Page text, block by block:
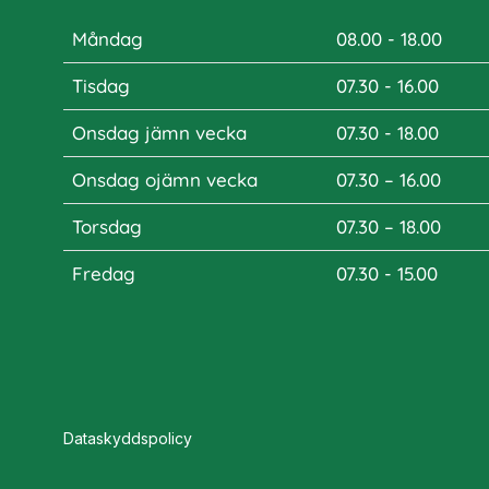
Måndag 08.00 - 18.00
Tisdag 07.30 - 16.00
Onsdag jämn vecka 07.30 - 18.00
Onsdag ojämn vecka 07.30 – 16.00
Torsdag 07.30 – 18.00
Fredag 07.30 - 15.00
Dataskyddspolicy